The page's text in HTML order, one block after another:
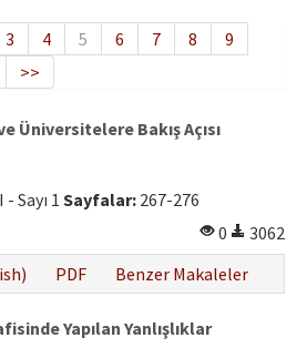
3 4 5 6 7 8
9
>>
Üniversitelere Bakış Açısı
Sayı 1 Sayfalar: 267-276
0
3062
PDF Benzer Makaleler
Yapılan Yanlışlıklar